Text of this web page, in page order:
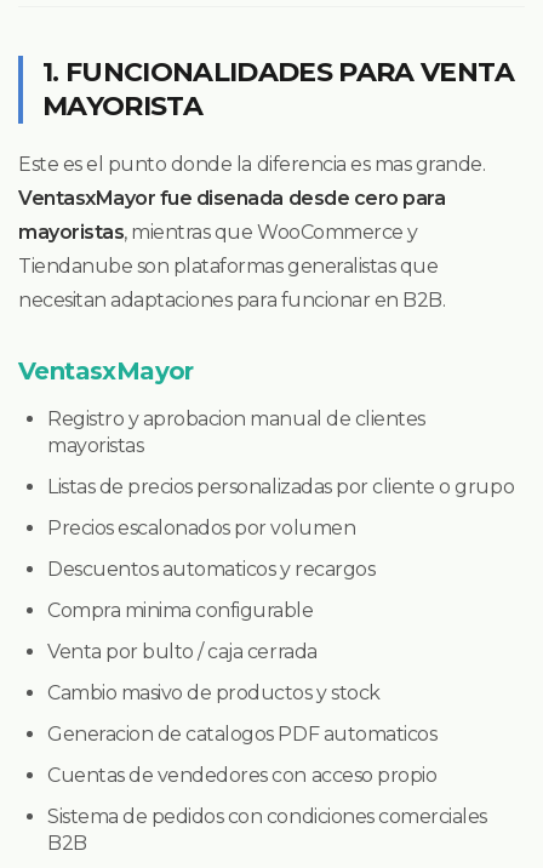
1. FUNCIONALIDADES PARA VENTA
MAYORISTA
Este es el punto donde la diferencia es mas grande.
VentasxMayor fue disenada desde cero para
mayoristas, mientras que WooCommerce y
Tiendanube son plataformas generalistas que
necesitan adaptaciones para funcionar en B2B.
VentasxMayor
Registro y aprobacion manual de clientes
mayoristas
Listas de precios personalizadas por cliente o grupo
Precios escalonados por volumen
Descuentos automaticos y recargos
Compra minima configurable
Venta por bulto / caja cerrada
Cambio masivo de productos y stock
Generacion de catalogos PDF automaticos
Cuentas de vendedores con acceso propio
Sistema de pedidos con condiciones comerciales
B2B